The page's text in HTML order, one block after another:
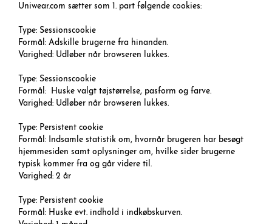
Uniwear.com sætter som 1. part følgende cookies:
Type: Sessionscookie
Formål: Adskille brugerne fra hinanden.
Varighed: Udløber når browseren lukkes.
Type: Sessionscookie
Formål: Huske valgt tøjstørrelse, pasform og farve.
Varighed: Udløber når browseren lukkes.
Type: Persistent cookie
Formål: Indsamle statistik om, hvornår brugeren har besøgt
hjemmesiden samt oplysninger om, hvilke sider brugerne
typisk kommer fra og går videre til.
Varighed: 2 år
Type: Persistent cookie
Formål: Huske evt. indhold i indkøbskurven.